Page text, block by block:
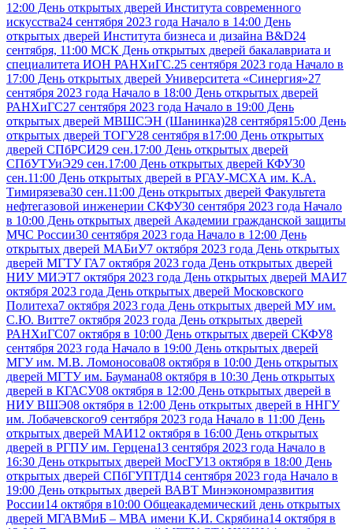
12:00 День открытых дверей Института современного
искусства24 сентября 2023 года Начало в 14:00 День
открытых дверей Института бизнеса и дизайна B&D24
сентября, 11:00 МСК День открытых дверей бакалавриата и
специалитета ИОН РАНХиГС.25 сентября 2023 года Начало в
17:00 День открытых дверей Университета «Синергия»27
сентября 2023 года Начало в 18:00 День открытых дверей
РАНХиГС27 сентября 2023 года Начало в 19:00 День
открытых дверей МВШСЭН (Шанинка)28 сентября15:00 День
открытых дверей ТОГУ28 сентября в17:00 День открытых
дверей СПбРСИ29 сен.17:00 День открытых дверей
СПбУТУиЭ29 сен.17:00 День открытых дверей КФУ30
сен.11:00 День открытых дверей в РГАУ-МСХА им. К.А.
Тимирязева30 сен.11:00 День открытых дверей Факультета
нефтегазовой инженерии СКФУ30 сентября 2023 года Начало
в 10:00 День открытых дверей Академии гражданской защиты
МЧС России30 сентября 2023 года Начало в 12:00 День
открытых дверей МАБиУ7 октября 2023 года День открытых
дверей МГТУ ГА7 октября 2023 года День открытых дверей
НИУ МИЭТ7 октября 2023 года День открытых дверей МАИ7
октября 2023 года День открытых дверей Московского
Политеха7 октября 2023 года День открытых дверей МУ им.
С.Ю. Витте7 октября 2023 года День открытых дверей
РАНХиГС07 октября в 10:00 День открытых дверей СКФУ8
сентября 2023 года Начало в 19:00 День открытых дверей
МГУ им. М.В. Ломоносова08 октября в 10:00 День открытых
дверей МГТУ им. Баумана08 октября в 10:30 День открытых
дверей в КГАСУ08 октября в 12:00 День открытых дверей в
НИУ ВШЭ08 октября в 12:00 День открытых дверей в ННГУ
им. Лобачевского9 сентября 2023 года Начало в 11:00 День
открытых дверей МАИ12 октября в 16:00 День открытых
дверей в РГПУ им. Герцена13 сентября 2023 года Начало в
16:30 День открытых дверей МосГУ13 октября в 18:00 День
открытых дверей СПбГУПТД14 сентября 2023 года Начало в
19:00 День открытых дверей ВАВТ Минэкономразвития
России14 октября в10:00 Общеакадемический день открытых
дверей МГАВМиБ – МВА имени К.И. Скрябина14 октября в